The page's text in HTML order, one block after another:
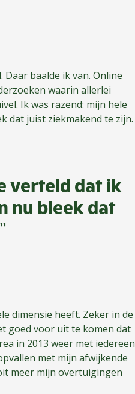
baalde ik van. Online
waarin allerlei
Ik was razend: mijn hele
dat juist ziekmakend te zijn.
verteld dat ik
nu bleek dat
dimensie heeft. Zeker in de
goed voor uit te komen dat
in 2013 weer met iedereen
met mijn afwijkende
meer mijn overtuigingen